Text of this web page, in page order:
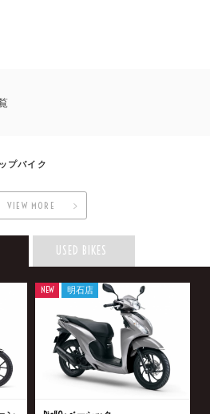
プバイク
VIEW MORE
USED BIKES
NEW 明石店